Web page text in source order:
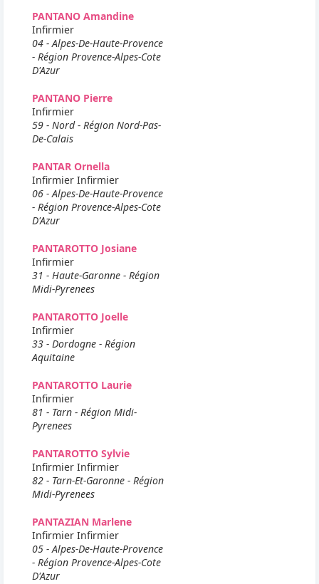
PANTANO Amandine
Infirmier
04 - Alpes-De-Haute-Provence
- Région Provence-Alpes-Cote
D'Azur
PANTANO Pierre
Infirmier
59 - Nord - Région Nord-Pas-
De-Calais
PANTAR Ornella
Infirmier Infirmier
06 - Alpes-De-Haute-Provence
- Région Provence-Alpes-Cote
D'Azur
PANTAROTTO Josiane
Infirmier
31 - Haute-Garonne - Région
Midi-Pyrenees
PANTAROTTO Joelle
Infirmier
33 - Dordogne - Région
Aquitaine
PANTAROTTO Laurie
Infirmier
81 - Tarn - Région Midi-
Pyrenees
PANTAROTTO Sylvie
Infirmier Infirmier
82 - Tarn-Et-Garonne - Région
Midi-Pyrenees
PANTAZIAN Marlene
Infirmier Infirmier
05 - Alpes-De-Haute-Provence
- Région Provence-Alpes-Cote
D'Azur